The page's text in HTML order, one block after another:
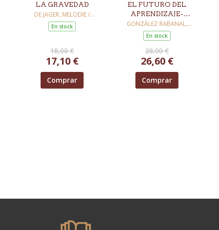
LA GRAVEDAD
DE JAGER, MELODIE /
EFIMOV, OLEG / EFIMOVA,
VICTORIA
En stock
18,00 €
17,10 €
Comprar
EL FUTURO DEL
APRENDIZAJE-
SERVICIO
GONZÁLEZ RABANAL,
MIRYAM DE LA
CONCEPCIÓN
En stock
28,00 €
26,60 €
Comprar